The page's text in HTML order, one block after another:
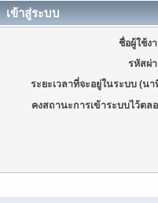
เข้าสู่ระบบ
ชื่อผู้ใช้ง
รหัสผ่
ระยะเวลาที่จะอยู่ในระบบ (นา
คงสถานะการเข้าระบบไว้ตล